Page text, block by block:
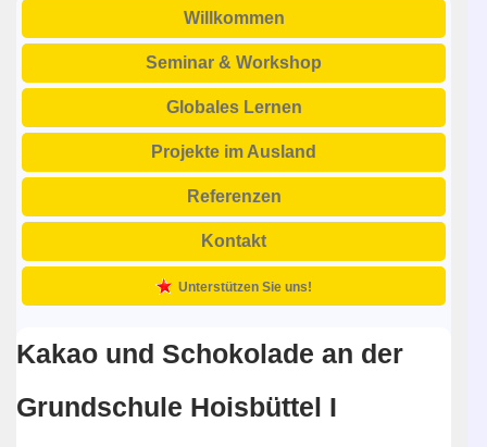
Willkommen
Seminar & Workshop
Globales Lernen
Projekte im Ausland
Referenzen
Kontakt
Unterstützen Sie uns!
Kakao und Schokolade an der
Grundschule Hoisbüttel I